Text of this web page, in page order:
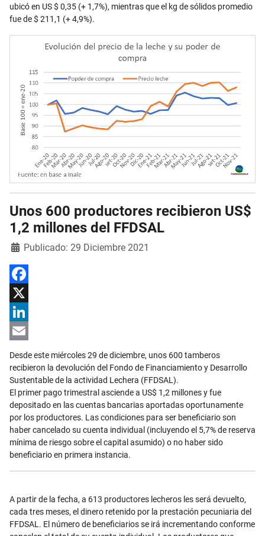
ubicó en US $ 0,35 (+ 1,7%), mientras que el kg de sólidos promedio
fue de $ 211,1 (+ 4,9%).
Unos 600 productores recibieron US$
1,2 millones del FFDSAL
DetallesPublicado: 29 Diciembre 2021
Facebook
X
LinkedIn
Email
Desde este miércoles 29 de diciembre, unos 600 tamberos
recibieron la devolución del Fondo de Financiamiento y Desarrollo
Sustentable de la actividad Lechera (FFDSAL).
El primer pago trimestral asciende a US$ 1,2 millones y fue
depositado en las cuentas bancarias aportadas oportunamente
por los productores. Las condiciones para ser beneficiario son
haber cancelado su cuenta individual (incluyendo el 5,7% de reserva
mínima de riesgo sobre el capital asumido) o no haber sido
beneficiario en primera instancia.
A partir de la fecha, a 613 productores lecheros les será devuelto,
cada tres meses, el dinero retenido por la prestación pecuniaria del
FFDSAL. El número de beneficiarios se irá incrementando conforme